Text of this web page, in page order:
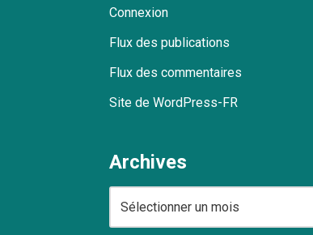
Connexion
Flux des publications
Flux des commentaires
Site de WordPress-FR
Archives